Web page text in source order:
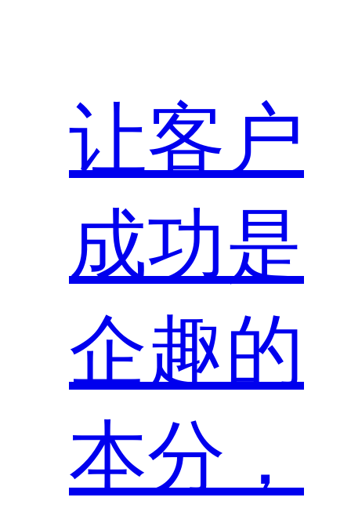
让客户
成功是
企趣的
本分，